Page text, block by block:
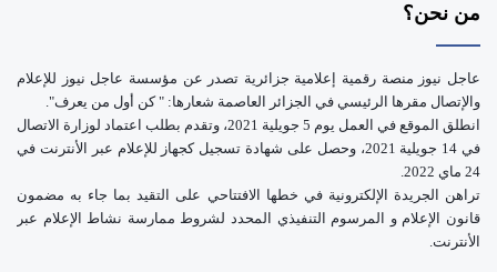
من نحن؟
عاجل نيوز منصة رقمية إعلامية جزائرية تصدر عن مؤسسة عاجل نيوز للإعلام
والإتصال مقرها الرئيسي في الجزائر العاصمة شعارها: " كن أول من يعرف".
انطلق الموقع في العمل يوم 5 جويلية 2021، وتقدم بطلب اعتماد لوزارة الاتصال
في 14 جويلية 2021، وحصل على شهادة تسجيل كجهاز للإعلام عبر الأنترنت في
24 ماي 2022.
تراهن الجريدة الإلكترونية في خطها الافتتاحي على التقيد بما جاء به مضمون
قانون الإعلام و المرسوم التنفيذي المحدد لشروط ممارسة نشاط الإعلام عبر
الأنترنت.